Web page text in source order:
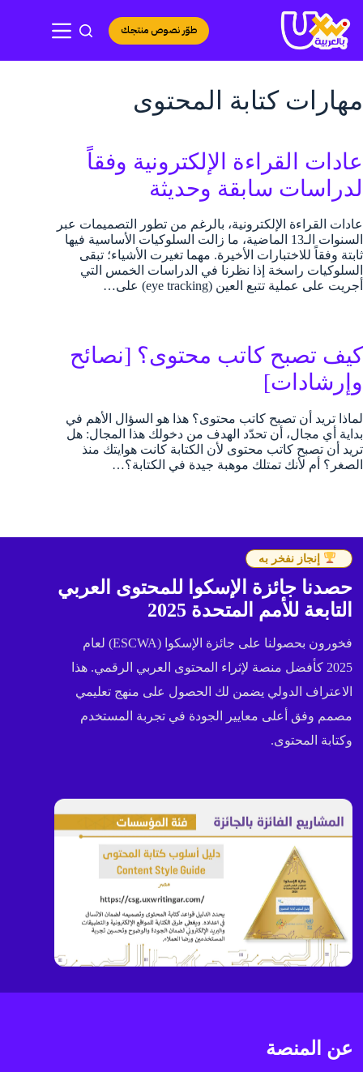
إلى
المحتوى
طوّر نصوص منتجك
مهارات كتابة المحتوى
عادات القراءة الإلكترونية وفقاً
لدراسات سابقة وحديثة
عادات القراءة الإلكترونية، بالرغم من تطور التصميمات عبر
السنوات الـ13 الماضية، ما زالت السلوكيات الأساسية فيها
ثابتة وفقاً للاختبارات الأخيرة. مهما تغيرت الأشياء؛ تبقى
السلوكيات راسخة إذا نظرنا في الدراسات الخمس التي
أجريت على عملية تتبع العين (eye tracking) على…
كيف تصبح كاتب محتوى؟ [نصائح
وإرشادات]
لماذا تريد أن تصبح كاتب محتوى؟ هذا هو السؤال الأهم في
بداية أي مجال، أن تحدّد الهدف من دخولك هذا المجال: هل
تريد أن تصبح كاتب محتوى لأن الكتابة كانت هوايتك منذ
الصغر؟ أم لأنك تمتلك موهبة جيدة في الكتابة؟…
إنجاز نفخر به
حصدنا جائزة الإسكوا للمحتوى العربي
التابعة للأمم المتحدة 2025
فخورون بحصولنا على جائزة الإسكوا (ESCWA) لعام
2025 كأفضل منصة لإثراء المحتوى العربي الرقمي. هذا
الاعتراف الدولي يضمن لك الحصول على منهج تعليمي
مصمم وفق أعلى معايير الجودة في تجربة المستخدم
وكتابة المحتوى.
عن المنصة